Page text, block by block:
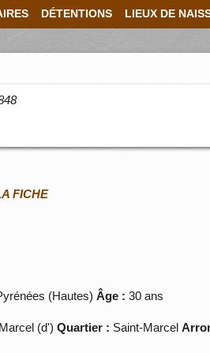
DÉTENTIONS LIEUX DE
FICHE
(Hautes) Âge : 30 ans
(d')Quartier : Saint-Marcel